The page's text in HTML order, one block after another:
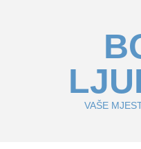
VAŠE